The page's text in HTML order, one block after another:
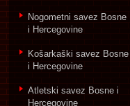
Nogometni savez Bosne
i Hercegovine
Košarkaški savez Bosne
i Hercegovine
Atletski savez Bosne i
Hercegovine